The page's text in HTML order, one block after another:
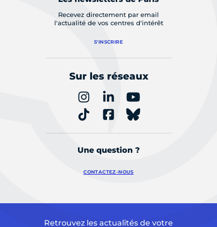
Recevez directement par email
l'actualité de vos centres d'intérêt
S'INSCRIRE
Sur les réseaux
Une question ?
CONTACTEZ-NOUS
Retrouvez les actualités de votre